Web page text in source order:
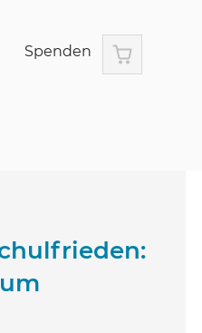
Spenden Warenkorb